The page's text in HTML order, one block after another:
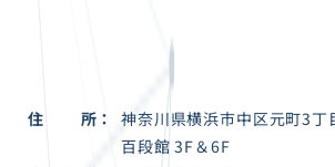
住所
神奈川県横浜市中区元町3丁
百段館 3F＆6F